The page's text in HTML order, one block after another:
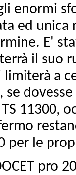
enormi
ed unica
E'
il suo
a
11300,
per le
pro